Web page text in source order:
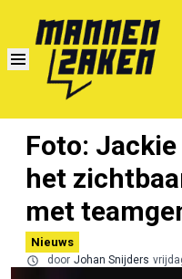
Foto:
het
met
Nieuws
door Johan Snijders